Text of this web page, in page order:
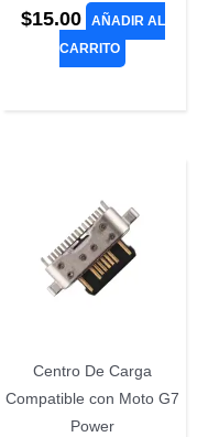
$15.00
AÑADIR AL
CARRITO
Centro De Carga
Compatible con Moto G7
Power